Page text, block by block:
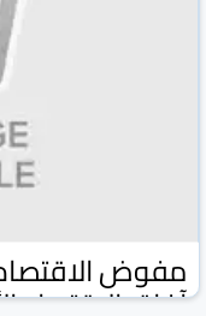
مفوض الاقتصاد
آفاق الاقتصاد